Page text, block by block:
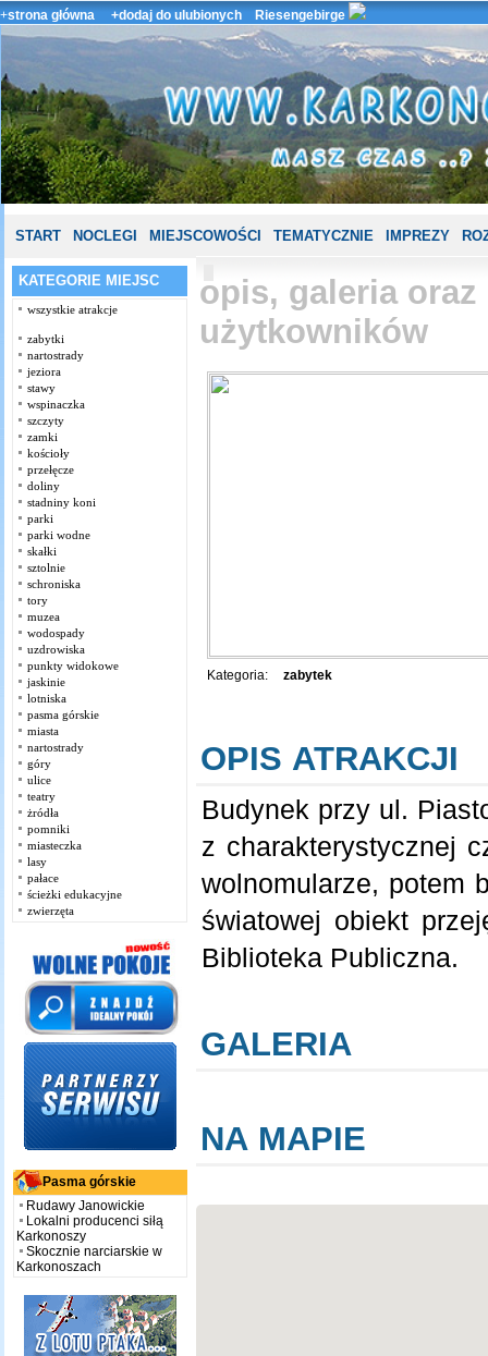
+strona główna +dodaj do ulubionych Riesengebirge
START NOCLEGI MIEJSCOWOŚCI TEMATYCZNIE IMPREZY
KATEGORIE MIEJSC
wszystkie atrakcje
zabytki
nartostrady
jeziora
stawy
wspinaczka
szczyty
zamki
kościoły
przełęcze
doliny
stadniny koni
parki
parki wodne
skałki
sztolnie
schroniska
tory
muzea
wodospady
uzdrowiska
punkty widokowe
jaskinie
lotniska
pasma górskie
miasta
nartostrady
góry
ulice
teatry
żródła
pomniki
miasteczka
lasy
pałace
ścieżki edukacyjne
zwierzęta
Pasma górskie
Rudawy Janowickie
Lokalni producenci siłą
Karkonoszy
Skocznie narciarskie w
Karkonoszach
opis, galeria oraz
użytkowników
Kategoria: zabytek
OPIS ATRAKCJI
Budynek przy ul.
z charakterystycznej
wolnomularze, potem
światowej obiekt
Biblioteka Publiczna.
GALERIA
NA MAPIE